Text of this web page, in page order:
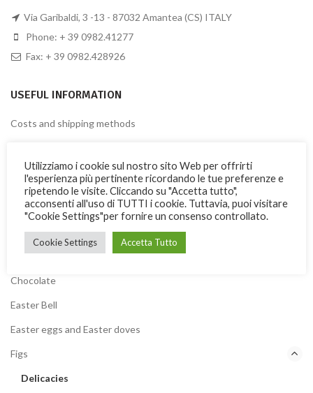
Via Garibaldi, 3 -13 - 87032 Amantea (CS) ITALY
Phone: + 39 0982.41277
Fax: + 39 0982.428926
USEFUL INFORMATION
Costs and shipping methods
Terms & Conditions
Privacy Policy
Cookie
PRODUCTS
Chocolate
Easter Bell
Easter eggs and Easter doves
Figs
Delicacies
Utilizziamo i cookie sul nostro sito Web per offrirti
l'esperienza più pertinente ricordando le tue preferenze e
ripetendo le visite. Cliccando su "Accetta tutto",
acconsenti all'uso di TUTTI i cookie. Tuttavia, puoi visitare
"Cookie Settings"per fornire un consenso controllato.
Cookie Settings Accetta Tutto